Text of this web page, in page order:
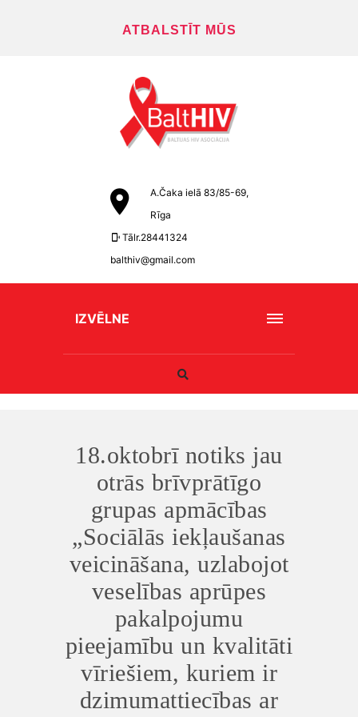
ATBALSTĪT MŪS
A.Čaka ielā 83/85-69,
Rīga
Tālr.28441324
balthiv@gmail.com
IZVĒLNE
18.oktobrī notiks jau
otrās brīvprātīgo
grupas apmācības
„Sociālās iekļaušanas
veicināšana, uzlabojot
veselības aprūpes
pakalpojumu
pieejamību un kvalitāti
vīriešiem, kuriem ir
dzimumattiecības ar
Būtiskie/funkcionālie
Funkcionālie sīkfaili ir
funkcijām. Bez tiem
tīmekļa vietni nevar
izmantot, kā
paredzēts. Turklāt tie
nodrošina pareizo
funkcionalitāti, ja lapa